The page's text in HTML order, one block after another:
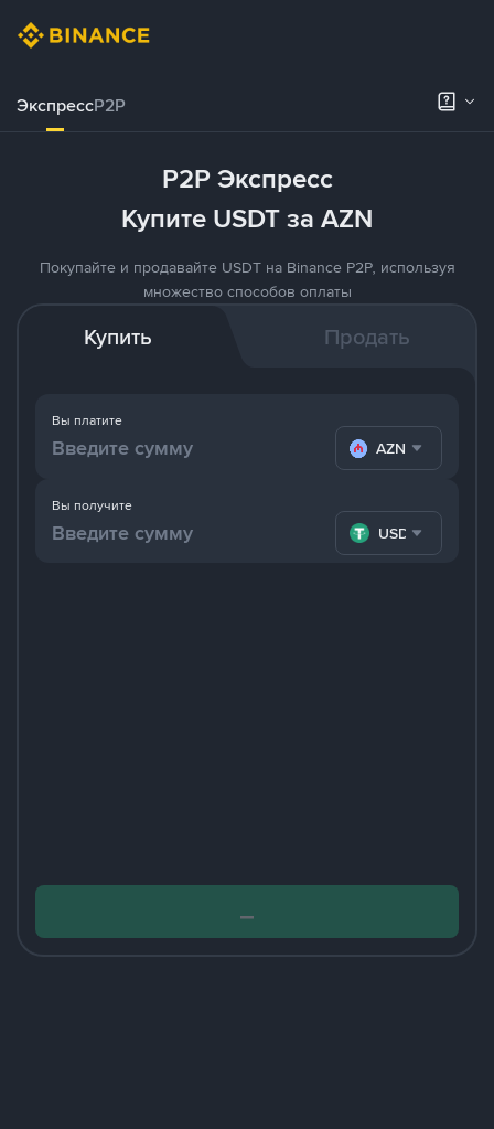
ЭкспрессP2P
P2P Экспресс
Купите USDT за AZN
Покупайте и продавайте USDT на Binance P2P, используя
множество способов оплаты
Купить Продать
Вы платите
AZN
Вы получите
USDT